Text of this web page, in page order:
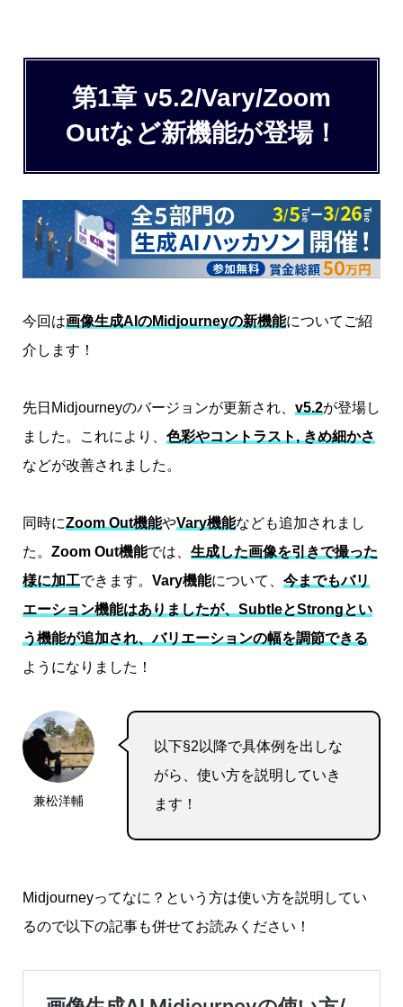
第1章 v5.2/Vary/Zoom
Outなど新機能が登場！
今回は画像生成AIのMidjourneyの新機能についてご紹
介します！
先日Midjourneyのバージョンが更新され、 v5.2が登場し
ました。これにより、 色彩やコントラスト, きめ細かさ
などが改善されました。
同時にZoom Out機能やVary機能なども追加されまし
た。 Zoom Out機能では、 生成した画像を引きで撮った
様に加工できます。 Vary機能について、 今までもバリ
エーション機能はありましたが、SubtleとStrongとい
う機能が追加され、バリエーションの幅を調節できる
ようになりました！
兼松洋輔
以下§2以降で具体例を出しな
がら、使い方を説明していき
ます！
Midjourneyってなに？という方は使い方を説明してい
るので以下の記事も併せてお読みください！